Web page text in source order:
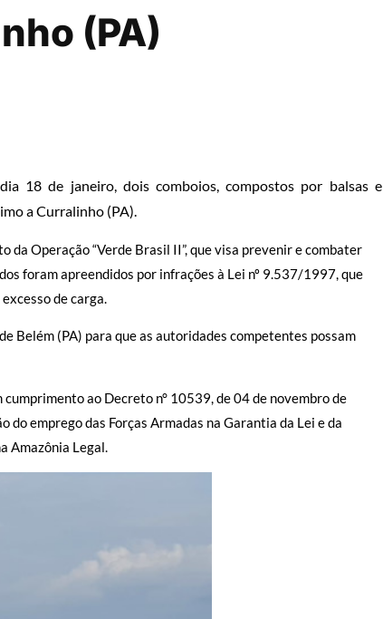
(PA)
18 de janeiro, dois comboios, compostos por balsas e
a Curralinho (PA).
Operação “Verde Brasil II”, que visa prevenir e combater
foram apreendidos por infrações à Lei nº 9.537/1997, que
de carga.
Belém (PA) para que as autoridades competentes possam
ao Decreto n° 10539, de 04 de novembro de
emprego das Forças Armadas na Garantia da Lei e da
Amazônia Legal.